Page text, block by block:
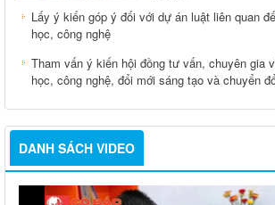
Lấy ý kiến góp ý đối với dự án luật liên quan
học, công nghệ
Tham vấn ý kiến hội đồng tư vấn, chuyên gia
học, công nghệ, đổi mới sáng tạo và chuyển
DANH SÁCH VIDEO